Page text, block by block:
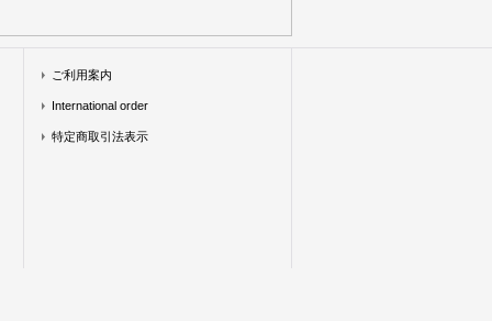
ご利用案内
International order
特定商取引法表示